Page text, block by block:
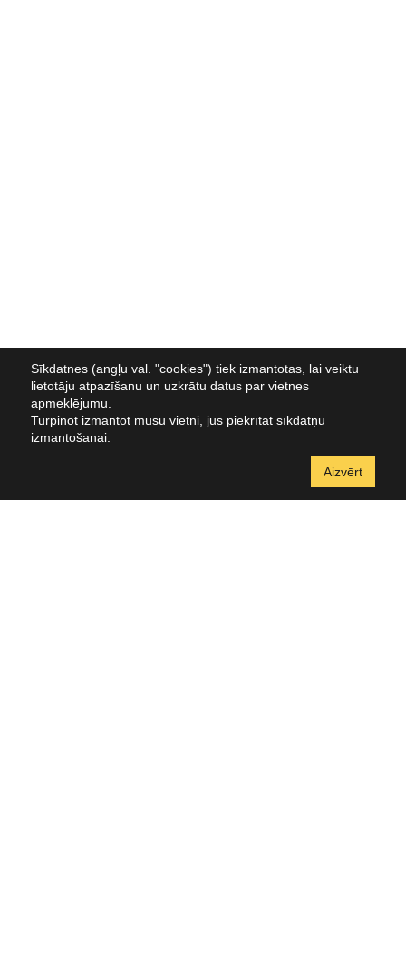
Sīkdatnes (angļu val. "cookies") tiek izmantotas, lai veiktu
lietotāju atpazīšanu un uzkrātu datus par vietnes
apmeklējumu.
Turpinot izmantot mūsu vietni, jūs piekrītat sīkdatņu
izmantošanai.
Aizvērt